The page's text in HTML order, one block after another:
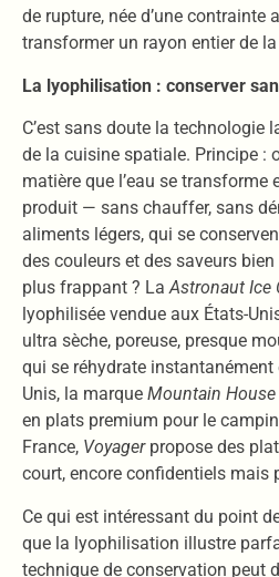
de rupture, née d’une contrainte
transformer un rayon entier de
La lyophilisation : conserver
C’est sans doute la technologie
de la cuisine spatiale. Principe :
matière que l’eau se transforme
produit — sans chauffer, sans
aliments légers, qui se
des couleurs et des saveurs bien
plus frappant ? LaAstronaut Ice
lyophilisée vendue aux États-
ultra sèche, poreuse, presque
qui se réhydrate instantanément
Unis, la marque Mountain House
en plats premium pour le
France, Voyagerpropose des
court, encore confidentiels mais
Ce qui est intéressant du point
que la lyophilisation illustre
technique de conservation peut